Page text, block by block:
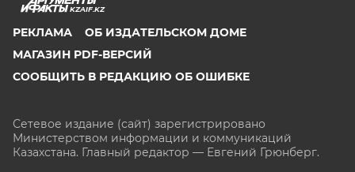
KZAIF.KZ
РЕКЛАМА
ОБ ИЗДАТЕЛЬСКОМ ДОМЕ
МАГАЗИН PDF-ВЕРСИЙ
СООБЩИТЬ В РЕДАКЦИЮ ОБ ОШИБКЕ
Сетевое издание (сайт) зарегистрировано
Министерством информации и коммуникаций
Казахстана. Главный редактор — Евгений Грюнберг.